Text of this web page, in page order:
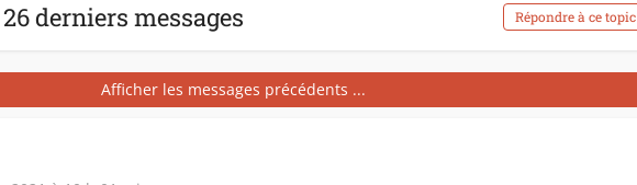
derniers messages Répondre à ce topic
Afficher les messages précédents ...